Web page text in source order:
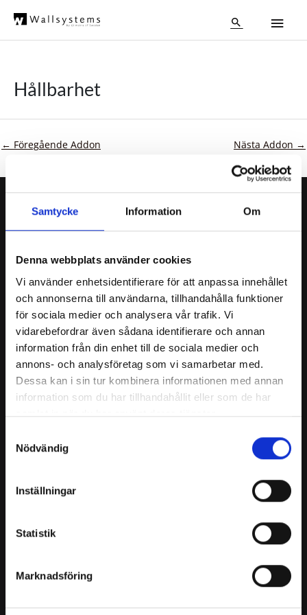
Samtycke Information Om
Denna webbplats använder cookies
Vi använder enhetsidentifierare för att anpassa innehållet
och annonserna till användarna, tillhandahålla funktioner
för sociala medier och analysera vår trafik. Vi
vidarebefordrar även sådana identifierare och annan
information från din enhet till de sociala medier och
annons- och analysföretag som vi samarbetar med.
Dessa kan i sin tur kombinera informationen med annan
information som du har tillhandahållit eller som de har
samlat in när du har använt deras tjänster.
Nödvändig
Inställningar
Statistik
Marknadsföring
Sök
Hållbarhet
← Föregående Addon Nästa Addon →
Produkter
Produktkategorier
Referenser
Teknisk
innovation
Tillgänglighetsredogörelse
WALLSYSTEMS
SE-289 04 Glimåkra